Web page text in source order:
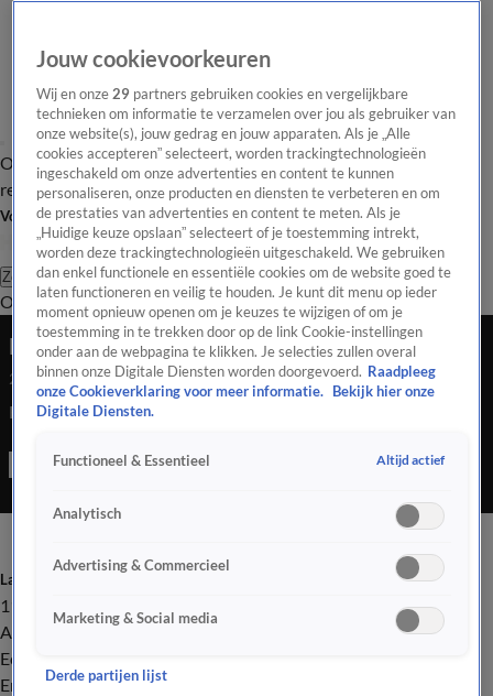
Overzicht Laatste nieuws Regionieuws Het beste van Hart
Tip de
redactie
Volg Hart van Nederland
Zoeken
OverzichtRegioUitzendingenWeerTip de redactiePanelVideo's
Handgranaat gevonden voor bedrijf in Breda
23 mei 2021, 09:38
Handgranaat gevonden voor bedrijf in Breda
Laatste nieuws
112
Advies & Tips
Economie
Entertainment
Jouw cookievoorkeuren
Wij en onze29 partners gebruiken cookies en vergelijkbare
technieken om informatie te verzamelen over jou als gebruiker van
onze website(s), jouw gedrag en jouw apparaten. Als je „Alle
cookies accepteren” selecteert, worden trackingtechnologieën
ingeschakeld om onze advertenties en content te kunnen
personaliseren, onze producten en diensten te verbeteren en om
de prestaties van advertenties en content te meten. Als je
„Huidige keuze opslaan” selecteert of je toestemming intrekt,
worden deze trackingtechnologieën uitgeschakeld. We gebruiken
dan enkel functionele en essentiële cookies om de website goed te
laten functioneren en veilig te houden. Je kunt dit menu op ieder
moment opnieuw openen om je keuzes te wijzigen of om je
toestemming in te trekken door op de link Cookie-instellingen
onder aan de webpagina te klikken. Je selecties zullen overal
binnen onze Digitale Diensten worden doorgevoerd. Raadpleeg
onze Cookieverklaring voor meer informatie.
Bekijk hier onze
Digitale Diensten.
Functioneel & Essentieel Altijd actief
Analytisch
Advertising & Commercieel
Marketing & Social media
Derde partijen lijst